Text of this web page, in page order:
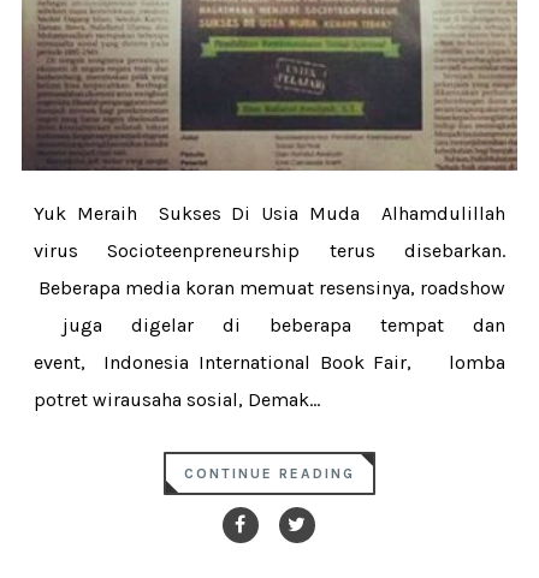
Yuk Meraih Sukses Di Usia Muda Alhamdulillah
virus Socioteenpreneurship terus disebarkan.
Beberapa media koran memuat resensinya, roadshow
juga digelar di beberapa tempat dan
event, Indonesia International Book Fair, lomba
potret wirausaha sosial, Demak...
CONTINUE READING